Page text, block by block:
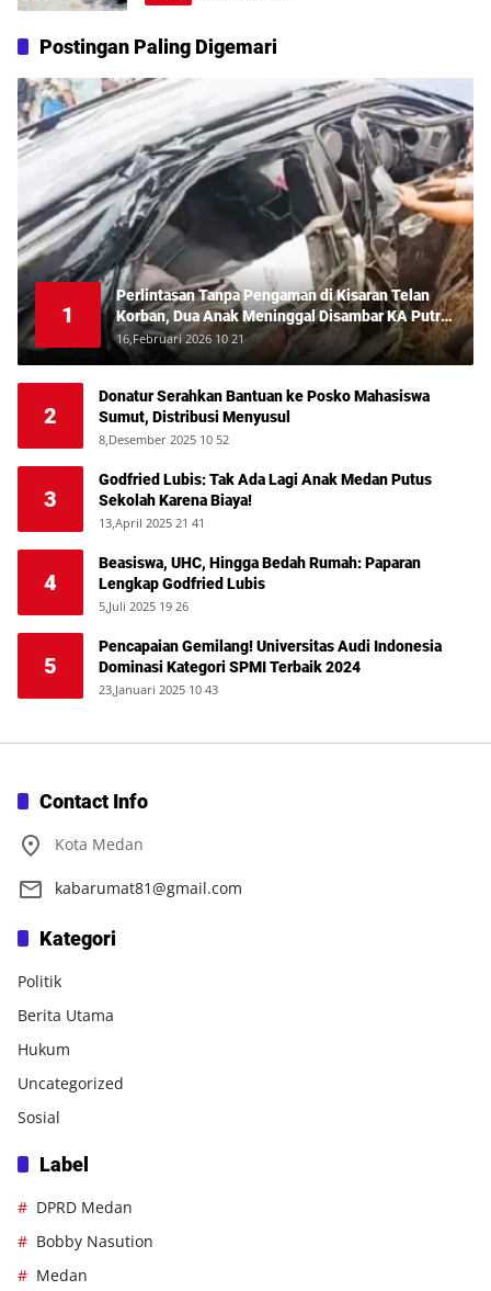
Postingan Paling Digemari
1
Perlintasan Tanpa Pengaman di Kisaran Telan
Korban, Dua Anak Meninggal Disambar KA Putri
Deli
16,Februari 2026 10 21
2
Donatur Serahkan Bantuan ke Posko Mahasiswa
Sumut, Distribusi Menyusul
8,Desember 2025 10 52
3
Godfried Lubis: Tak Ada Lagi Anak Medan Putus
Sekolah Karena Biaya!
13,April 2025 21 41
4
Beasiswa, UHC, Hingga Bedah Rumah: Paparan
Lengkap Godfried Lubis
5,Juli 2025 19 26
5
Pencapaian Gemilang! Universitas Audi Indonesia
Dominasi Kategori SPMI Terbaik 2024
23,Januari 2025 10 43
Contact Info
Kota Medan
kabarumat81@gmail.com
Kategori
Politik
Berita Utama
Hukum
Uncategorized
Sosial
Label
DPRD Medan
Bobby Nasution
Medan